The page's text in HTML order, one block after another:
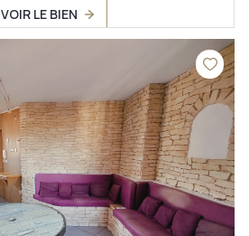
VOIR LE BIEN